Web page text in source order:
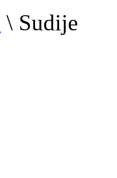
\ Sudije